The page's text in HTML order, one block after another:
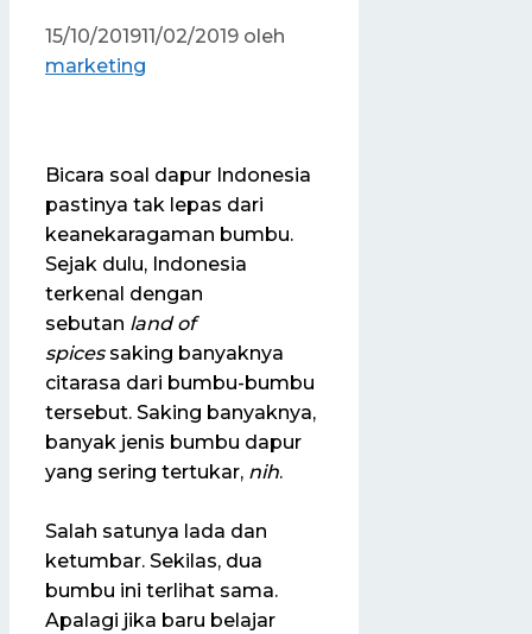
15/10/201911/02/2019 oleh
marketing
Bicara soal dapur Indonesia
pastinya tak lepas dari
keanekaragaman bumbu.
Sejak dulu, Indonesia
terkenal dengan
sebutan land of
spicessaking banyaknya
citarasa dari bumbu-bumbu
tersebut. Saking banyaknya,
banyak jenis bumbu dapur
yang sering tertukar, nih.
Salah satunya lada dan
ketumbar. Sekilas, dua
bumbu ini terlihat sama.
Apalagi jika baru belajar